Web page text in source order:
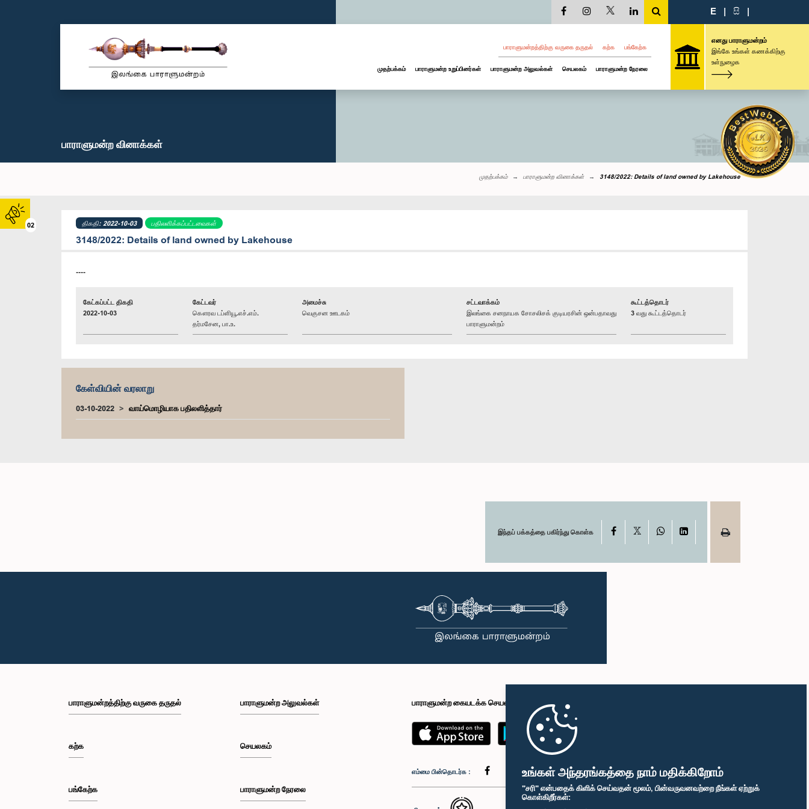
உங்கள் அந்தரங்கத்தை நாம் மதிக்கிறோம்
"சரி" என்பதைக் கிளிக் செய்வதன் மூலம், பின்வருவனவற்றை நீங்கள் ஏற்றுக்
கொள்கிறீர்கள்:
02
E | සි |
பாராளுமன்றத்திற்கு வருகை தருதல் கற்க பங்கேற்க
முதற்பக்கம் பாராளுமன்ற உறுப்பினர்கள் பாராளுமன்ற அலுவல்கள் செயலகம் பாராளுமன்ற நேரலை
எனது பாராளுமன்றம்
இங்கே உங்கள் கணக்கிற்கு
உள்நுழைக
பாராளுமன்ற வினாக்கள்
முதற்பக்கம் பாராளுமன்ற வினாக்கள் 3148/2022: Details of land owned by Lakehouse
திகதி: 2022-10-03 பதிலளிக்கப்பட்டவைகள்
3148/2022: Details of land owned by Lakehouse
----
கேட்கப்பட்ட திகதி
2022-10-03
கேட்டவர்
கௌரவ டப்ளியூ.எச்.எம்.
தர்மசேன, பா.உ.
அமைச்சு
வெகுசன ஊடகம்
சட்டவாக்கம்
இலங்கை சனநாயக சோசலிசக் குடியரசின் ஒன்பதாவது
பாராளுமன்றம்
கூட்டத்தொடர்
3 வது கூட்டத்தொடர்
கேள்வியின் வரலாறு
03-10-2022 வாய்மொழியாக பதிலளித்தார்
இந்தப் பக்கத்தை பகிர்ந்து கொள்க Facebook WhatsAppLinkedIn
பாராளுமன்றத்திற்கு வருகை தருதல்
கற்க
பங்கேற்க
பாராளுமன்ற அலுவல்கள்
செயலகம்
பாராளுமன்ற நேரலை
பாராளுமன்ற கையடக்க செயலி
எம்மை பின்தொடர்க :